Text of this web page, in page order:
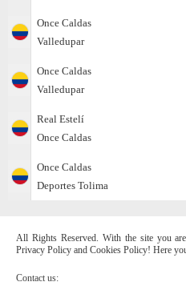
Once Caldas
Valledupar
Once Caldas
Valledupar
Real Estelí
Once Caldas
Once Caldas
Deportes Tolima
All Rights Reserved. With the site you
Privacy Policy and Cookies Policy! Here
Contact us: